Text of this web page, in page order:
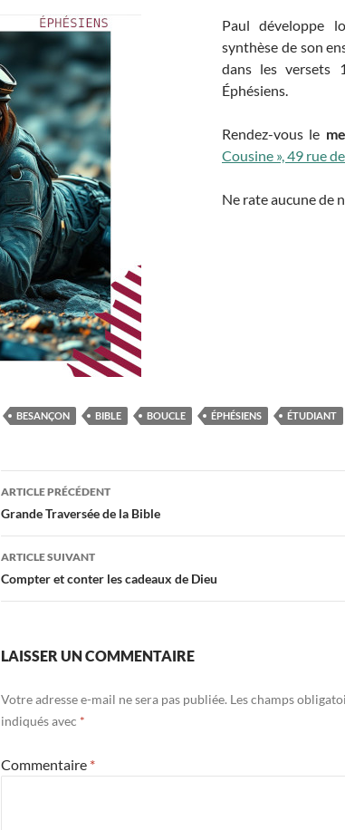
Paul développe
synthèse de son
dans les versets
Éphésiens.
Rendez-vous le
Cousine », 49 rue
Ne rate aucune de
BESANÇON BIBLE BOUCLE ÉPHÉSIENS ÉTUDIANT
Navigation
des
articles
ARTICLE PRÉCÉDENT
Grande Traversée de la Bible
ARTICLE SUIVANT
Compter et conter les cadeaux de Dieu
LAISSER UN COMMENTAIRE
Votre adresse e-mail ne sera pas publiée. Les champs
indiqués avec *
Commentaire *